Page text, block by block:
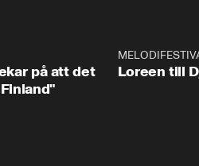
på att det
Loreen till